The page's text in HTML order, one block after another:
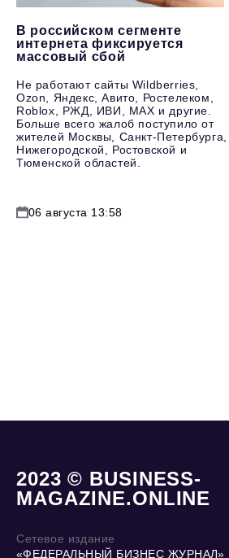
В российском сегменте
интернета фиксируется
массовый сбой
Не работают сайты Wildberries,
Ozon, Яндекс, Авито, Ростелеком,
Roblox, РЖД, ИВИ, MAX и другие.
Больше всего жалоб поступило от
жителей Москвы, Санкт-Петербурга,
Нижегородской, Ростовской и
Тюменской областей.
06 августа 13:58
2023 © BUSINESS-
MAGAZINE.ONLINE
Сетевое издание
«ФЕДЕРАЛЬНЫЙ БИЗНЕС ЖУРНАЛ»